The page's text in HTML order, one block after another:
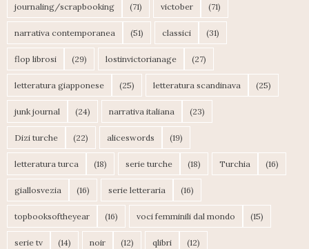
journaling/scrapbooking (71) victober (71)
narrativa contemporanea (51) classici (31)
flop librosi (29) lostinvictorianage (27)
letteratura giapponese (25) letteratura scandinava (25)
junk journal (24) narrativa italiana (23)
Dizi turche (22) aliceswords (19)
letteratura turca (18) serie turche (18) Turchia (16)
giallosvezia (16) serie letteraria (16)
topbooksoftheyear (16) voci femminili dal mondo (15)
serie tv (14) noir (12) qlibri (12)